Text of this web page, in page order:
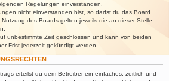
Regelungen einverstanden.
nicht einverstanden bist, so darfst du das Board
des Boards gelten jeweils die an dieser Stelle
unbestimmte Zeit geschlossen und kann von beiden
Frist jederzeit gekündigt werden.
erteilst du dem Betreiber ein einfaches, zeitlich und